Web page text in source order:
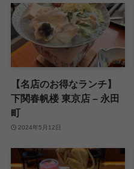
【名店のお得なランチ】
下関春帆楼 東京店 – 永田
町
2024年5月12日